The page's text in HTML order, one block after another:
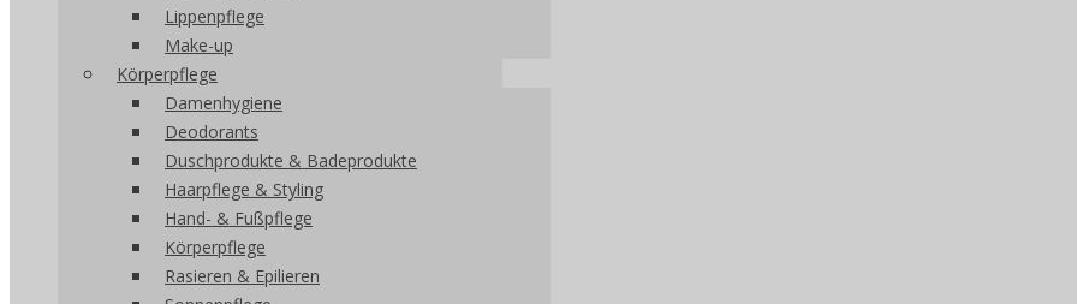
Lippenpflege
Make-up
Körperpflege
Damenhygiene
Deodorants
Duschprodukte & Badeprodukte
Haarpflege & Styling
Hand- & Fußpflege
Körperpflege
Rasieren & Epilieren